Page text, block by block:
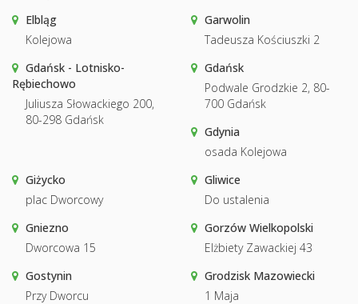
Elbląg
Kolejowa
Garwolin
Tadeusza Kościuszki 2
Gdańsk - Lotnisko-
Rębiechowo
Juliusza Słowackiego 200,
80-298 Gdańsk
Gdańsk
Podwale Grodzkie 2, 80-
700 Gdańsk
Gdynia
osada Kolejowa
Giżycko
plac Dworcowy
Gliwice
Do ustalenia
Gniezno
Dworcowa 15
Gorzów Wielkopolski
Elżbiety Zawackiej 43
Gostynin
Przy Dworcu
Grodzisk Mazowiecki
1 Maja